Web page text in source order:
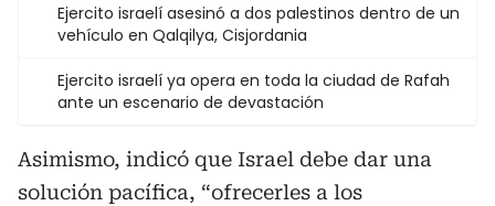
Ejercito israelí asesinó a dos palestinos dentro de un
vehículo en Qalqilya, Cisjordania
Ejercito israelí ya opera en toda la ciudad de Rafah
ante un escenario de devastación
Asimismo, indicó que Israel debe dar una
solución pacífica, “ofrecerles a los